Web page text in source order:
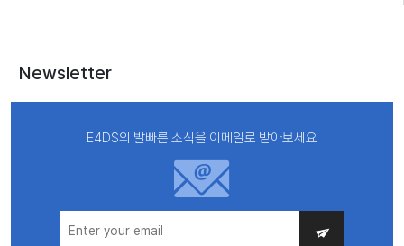
Newsletter
E4DS의 발빠른 소식을 이메일로 받아보세요